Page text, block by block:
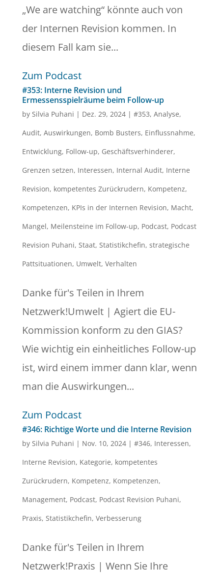
„We are watching“ könnte auch von
der Internen Revision kommen. In
diesem Fall kam sie...
Zum Podcast
#353: Interne Revision und
Ermessensspielräume beim Follow-up
by Silvia Puhani | Dez. 29, 2024| #353, Analyse,
Audit, Auswirkungen, Bomb Busters, Einflussnahme,
Entwicklung, Follow-up, Geschäftsverhinderer,
Grenzen setzen, Interessen, Internal Audit, Interne
Revision, kompetentes Zurückrudern, Kompetenz,
Kompetenzen, KPIs in der Internen Revision, Macht,
Mangel, Meilensteine im Follow-up, Podcast, Podcast
Revision Puhani, Staat, Statistikchefin, strategische
Pattsituationen, Umwelt, Verhalten
Danke für's Teilen in Ihrem
Netzwerk!Umwelt | Agiert die EU-
Kommission konform zu den GIAS?
Wie wichtig ein einheitliches Follow-up
ist, wird einem immer dann klar, wenn
man die Auswirkungen...
Zum Podcast
#346: Richtige Worte und die Interne Revision
by Silvia Puhani | Nov. 10, 2024| #346, Interessen,
Interne Revision, Kategorie, kompetentes
Zurückrudern, Kompetenz, Kompetenzen,
Management, Podcast, Podcast Revision Puhani,
Praxis, Statistikchefin, Verbesserung
Danke für's Teilen in Ihrem
Netzwerk!Praxis | Wenn Sie Ihre